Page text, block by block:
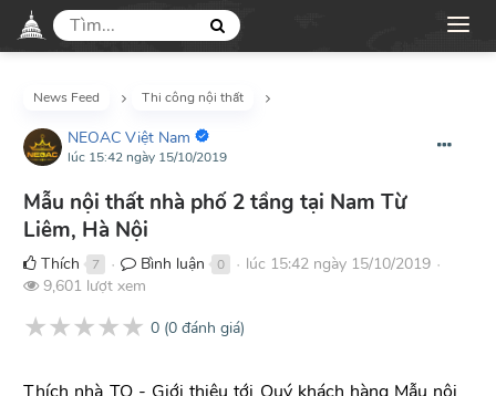
News Feed Thi công nội thất
NEOAC Việt Nam
lúc 15:42 ngày 15/10/2019
Mẫu nội thất nhà phố 2 tầng tại Nam Từ
Liêm, Hà Nội
Thích 7 ● Bình luận 0 ● lúc 15:42 ngày 15/10/2019 ●
9,601 lượt xem
★★★★★ 0 (0 đánh giá)